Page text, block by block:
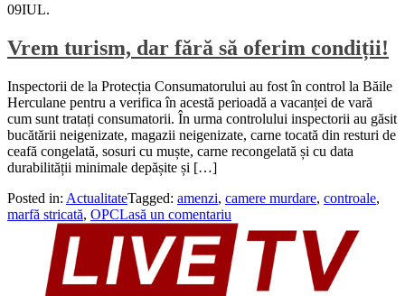
09IUL.
Vrem turism, dar fără să oferim condiții!
Inspectorii de la Protecția Consumatorului au fost în control la Băile
Herculane pentru a verifica în acestă perioadă a vacanței de vară
cum sunt tratați consumatorii. În urma controlului inspectorii au găsit
bucătării neigenizate, magazii neigenizate, carne tocată din resturi de
ceafă congelată, sosuri cu muște, carne recongelată și cu data
durabilității minimale depășite și […]
Posted in: ActualitateTagged: amenzi, camere murdare, controale,
marfă stricată, OPCLasă un comentariu